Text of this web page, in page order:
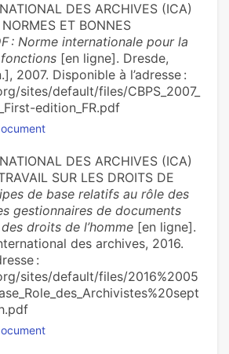
DES ARCHIVES (ICA)
ET BONNES
: Norme internationale pour la
[en ligne]. Dresde,
2007. Disponible à l’adresse :
sites/default/files/CBPS_2007_
edition_FR.pdf
DES ARCHIVES (ICA)
SUR LES DROITS DE
de base relatifs au rôle des
gestionnaires de documents
droits de l’homme [en ligne].
des archives, 2016.
:
sites/default/files/2016%2005